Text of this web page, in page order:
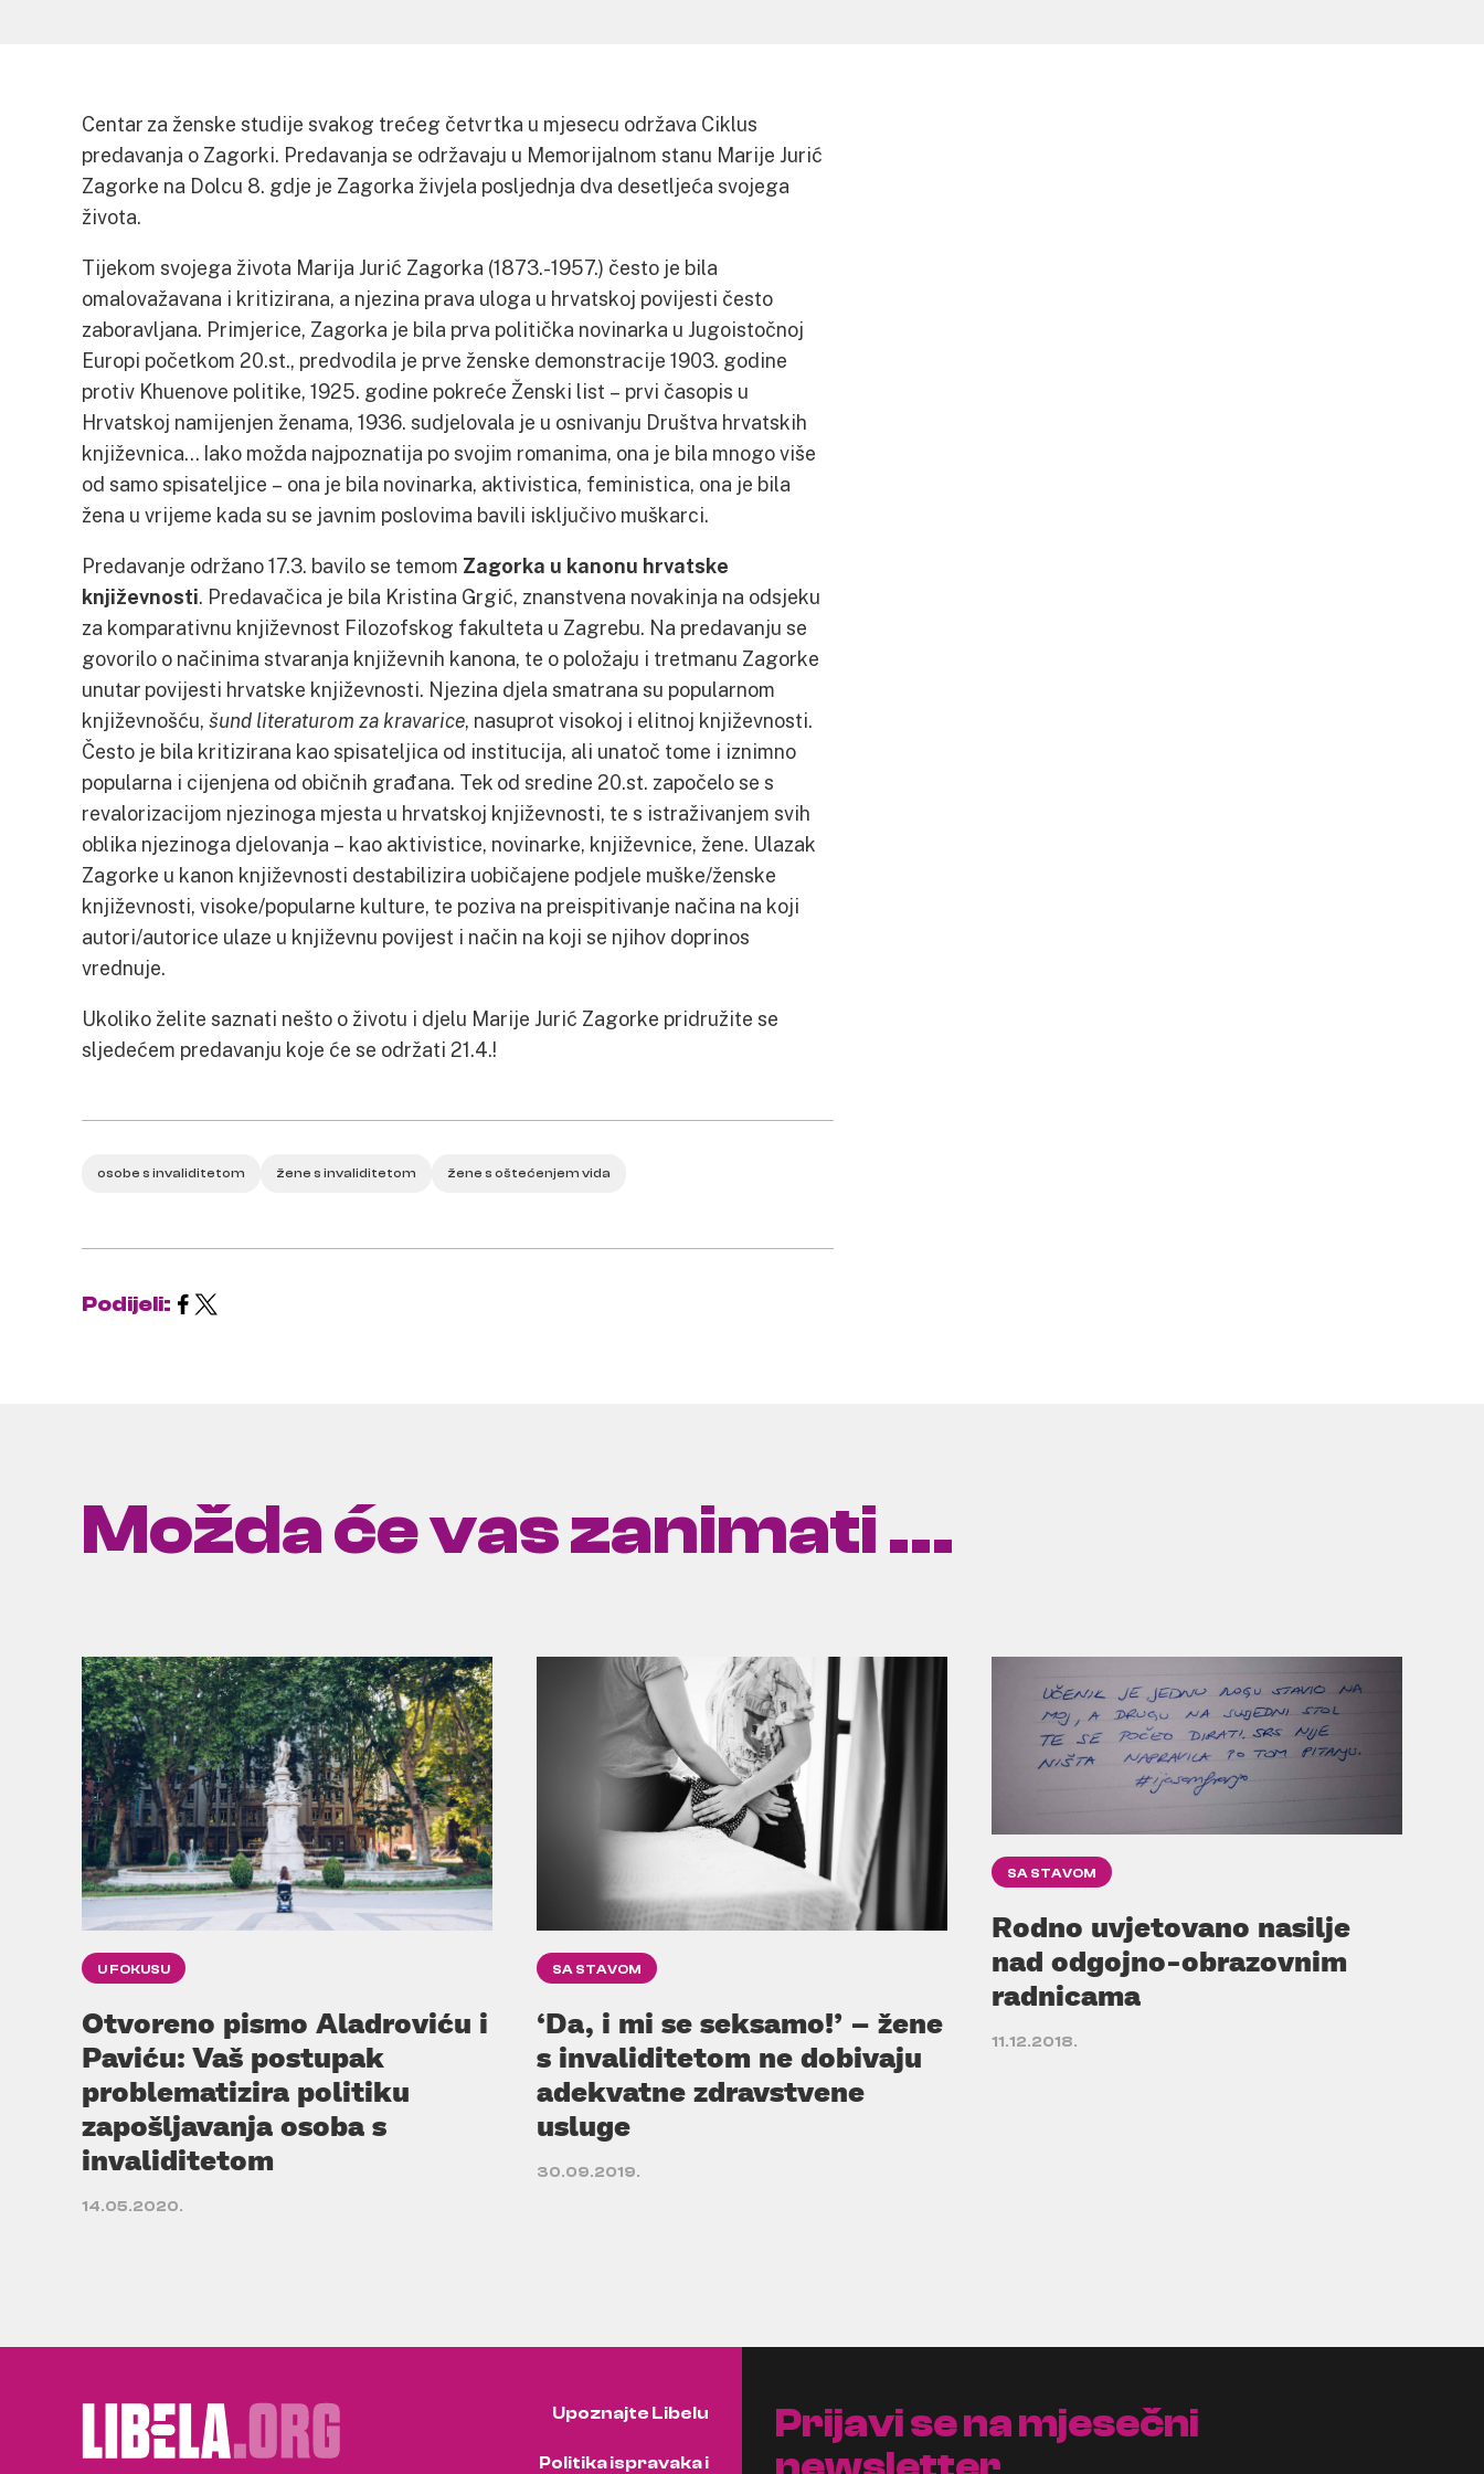
Centar za ženske studije svakog trećeg četvrtka u mjesecu održava Ciklus
predavanja o Zagorki. Predavanja se održavaju u Memorijalnom stanu Marije Jurić
Zagorke na Dolcu 8. gdje je Zagorka živjela posljednja dva desetljeća svojega
života.
Tijekom svojega života Marija Jurić Zagorka (1873.-1957.) često je bila
omalovažavana i kritizirana, a njezina prava uloga u hrvatskoj povijesti često
zaboravljana. Primjerice, Zagorka je bila prva politička novinarka u Jugoistočnoj
Europi početkom 20.st., predvodila je prve ženske demonstracije 1903. godine
protiv Khuenove politike, 1925. godine pokreće Ženski list – prvi časopis u
Hrvatskoj namijenjen ženama, 1936. sudjelovala je u osnivanju Društva hrvatskih
književnica… Iako možda najpoznatija po svojim romanima, ona je bila mnogo više
od samo spisateljice – ona je bila novinarka, aktivistica, feministica, ona je bila
žena u vrijeme kada su se javnim poslovima bavili isključivo muškarci.
Predavanje održano 17.3. bavilo se temom Zagorka u kanonu hrvatske
književnosti. Predavačica je bila Kristina Grgić, znanstvena novakinja na odsjeku
za komparativnu književnost Filozofskog fakulteta u Zagrebu. Na predavanju se
govorilo o načinima stvaranja književnih kanona, te o položaju i tretmanu Zagorke
unutar povijesti hrvatske književnosti. Njezina djela smatrana su popularnom
književnošću, šund literaturom za kravarice, nasuprot visokoj i elitnoj književnosti.
Često je bila kritizirana kao spisateljica od institucija, ali unatoč tome i iznimno
popularna i cijenjena od običnih građana. Tek od sredine 20.st. započelo se s
revalorizacijom njezinoga mjesta u hrvatskoj književnosti, te s istraživanjem svih
oblika njezinoga djelovanja – kao aktivistice, novinarke, književnice, žene. Ulazak
Zagorke u kanon književnosti destabilizira uobičajene podjele muške/ženske
književnosti, visoke/popularne kulture, te poziva na preispitivanje načina na koji
autori/autorice ulaze u književnu povijest i način na koji se njihov doprinos
vrednuje.
Ukoliko želite saznati nešto o životu i djelu Marije Jurić Zagorke pridružite se
sljedećem predavanju koje će se održati 21.4.!
osobe s invaliditetom žene s invaliditetom žene s oštećenjem vida
Podijeli:
Možda će vas zanimati ...
U FOKUSU
Otvoreno pismo Aladroviću i
Paviću: Vaš postupak
problematizira politiku
zapošljavanja osoba s
invaliditetom
14.05.2020.
SA STAVOM
‘Da, i mi se seksamo!’ – žene
s invaliditetom ne dobivaju
adekvatne zdravstvene
usluge
30.09.2019.
SA STAVOM
Rodno uvjetovano nasilje
nad odgojno-obrazovnim
radnicama
11.12.2018.
Upoznajte Libelu
Politika ispravaka i
Prijavi se na mjesečni